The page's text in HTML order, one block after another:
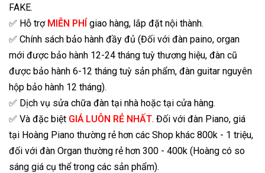
FAKE.
✅ Hỗ trợ MIỄN PHÍ giao hàng, lắp đặt nội thành.
✅ Chính sách bảo hành đầy đủ (Đối với đàn paino, organ
mới được bảo hành 12-24 tháng tuỳ thương hiệu, đàn cũ
được bảo hành 6-12 tháng tuỳ sản phẩm, đàn guitar nguyên
hộp bảo hành 12 tháng).
✅ Dịch vụ sửa chữa đàn tại nhà hoặc tại cửa hàng.
✅ Và đặc biệt GIÁ LUÔN RẺ NHẤT. Đối với đàn Piano, giá
tại Hoàng Piano thường rẻ hơn các Shop khác 800k - 1 triệu,
đối với đàn Organ thường rẻ hơn 300 - 400k (Hoàng có so
sáng giá cụ thể trong các sản phẩm).